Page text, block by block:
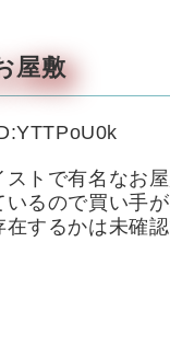
屋敷
トで有名なお
るので買い手が
するかは未確